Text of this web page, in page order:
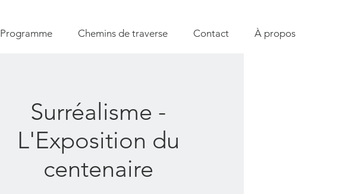
Programme Chemins de traverse Contact À propos
Surréalisme -
L'Exposition du
centenaire